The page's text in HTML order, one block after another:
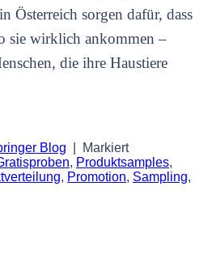
Österreich sorgen dafür, dass
sie wirklich ankommen –
die ihre Haustiere
Blog
Markiert
, Produktsamples,
, Promotion, Sampling,